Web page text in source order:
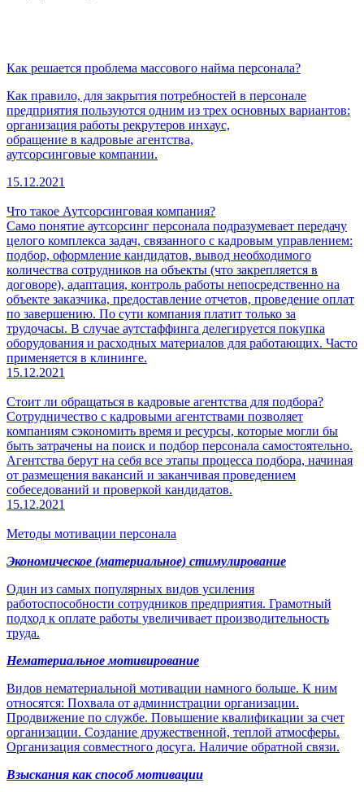
Как решается проблема массового найма персонала?
Как правило, для закрытия потребностей в персонале
предприятия пользуются одним из трех основных вариантов:
организация работы рекрутеров инхаус,
обращение в кадровые агентства,
аутсорсинговые компании.
15.12.2021
Что такое Аутсорсинговая компания?
Само понятие аутсорсинг персонала подразумевает передачу
целого комплекса задач, связанного с кадровым управлением:
подбор, оформление кандидатов, вывод необходимого
количества сотрудников на объекты (что закрепляется в
договоре), адаптация, контроль работы непосредственно на
объекте заказчика, предоставление отчетов, проведение оплат
по завершению. По сути компания платит только за
трудочасы. В случае аутстаффинга делегируется покупка
оборудования и расходных материалов для работающих. Часто
применяется в клининге.
15.12.2021
Стоит ли обращаться в кадровые агентства для подбора?
Сотрудничество с кадровыми агентствами позволяет
компаниям сэкономить время и ресурсы, которые могли бы
быть затрачены на поиск и подбор персонала самостоятельно.
Агентства берут на себя все этапы процесса подбора, начиная
от размещения вакансий и заканчивая проведением
собеседований и проверкой кандидатов.
15.12.2021
Методы мотивации персонала
Экономическое (материальное) стимулирование
Один из самых популярных видов усиления
работоспособности сотрудников предприятия. Грамотный
подход к оплате работы увеличивает производительность
труда.
Нематериальное мотивирование
Видов нематериальной мотивации намного больше. К ним
относятся: Похвала от администрации организации.
Продвижение по службе. Повышение квалификации за счет
организации. Создание дружественной, теплой атмосферы.
Организация совместного досуга. Наличие обратной связи.
Взыскания как способ мотивации